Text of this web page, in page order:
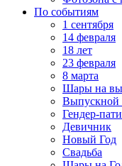
По событиям
1 сентября
14 февраля
18 лет
23 февраля
8 марта
Шары на
Выпускной
Гендер-пати
Девичник
Новый Год
Свадьба